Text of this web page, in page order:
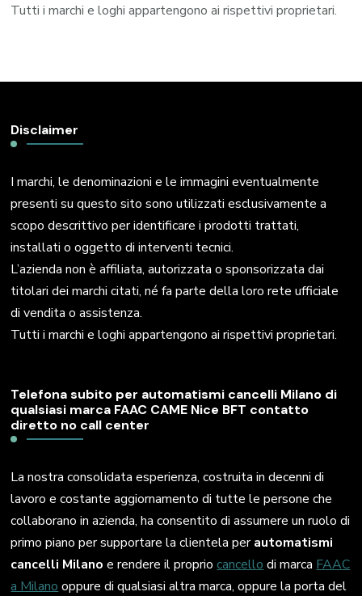
Tutti i marchi e loghi appartengono ai rispettivi proprietari.
Disclaimer
I marchi, le denominazioni e le immagini eventualmente
presenti su questo sito sono utilizzati esclusivamente a
scopo descrittivo per identificare i prodotti trattati,
installati o oggetto di interventi tecnici.
L’azienda non è affiliata, autorizzata o sponsorizzata dai
titolari dei marchi citati, né fa parte della loro rete ufficiale
di vendita o assistenza.
Tutti i marchi e loghi appartengono ai rispettivi proprietari.
Telefona subito per automatismi cancelli Milano di
qualsiasi marca FAAC CAME Nice BFT contatto
diretto no call center
La nostra consolidata esperienza, costruita in decenni di
lavoro e costante aggiornamento di tutte le persone che
collaborano in azienda, ha consentito di assumere un ruolo di
primo piano per supportare la clientela perautomatismi
cancelli Milano e rendere il propriocancello di marca FAAC
a Milano oppure di qualsiasi altra marca, oppure la porta del